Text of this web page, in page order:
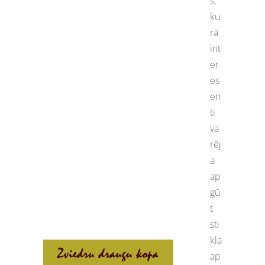
ku
rā
int
er
es
en
ti
va
rēj
a
ap
gū
t
sti
kla
ap